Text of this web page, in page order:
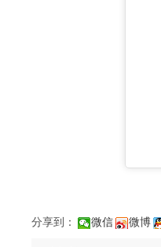
分享到： 微信 微博